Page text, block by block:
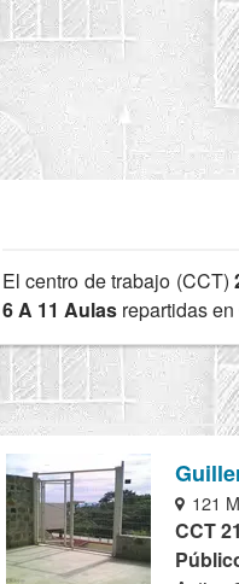
El centro de trabajo (CCT)
6 A 11 Aulas repartidas en
121
CCT